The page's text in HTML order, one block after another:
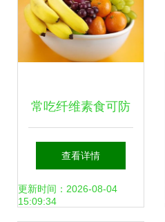
常吃纤维素食可防
癌 实用饮食原则助
你健康管理
查看详情
更新时间：2026-08-04
15:09:34